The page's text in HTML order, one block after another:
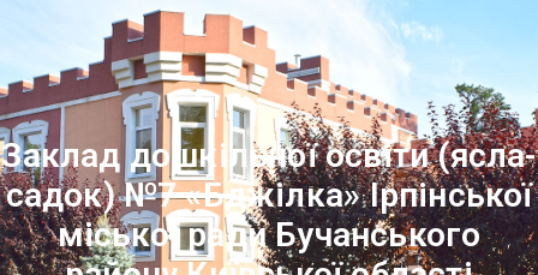
Заклад дошкільної освіти (ясла-
садок) №7 «Бджілка» Ірпінської
міської ради Бучанського